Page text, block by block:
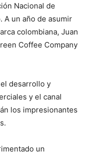
Nacional de
A un año de asumir
colombiana, Juan
Coffee Company
desarrollo y
y el canal
los impresionantes
un